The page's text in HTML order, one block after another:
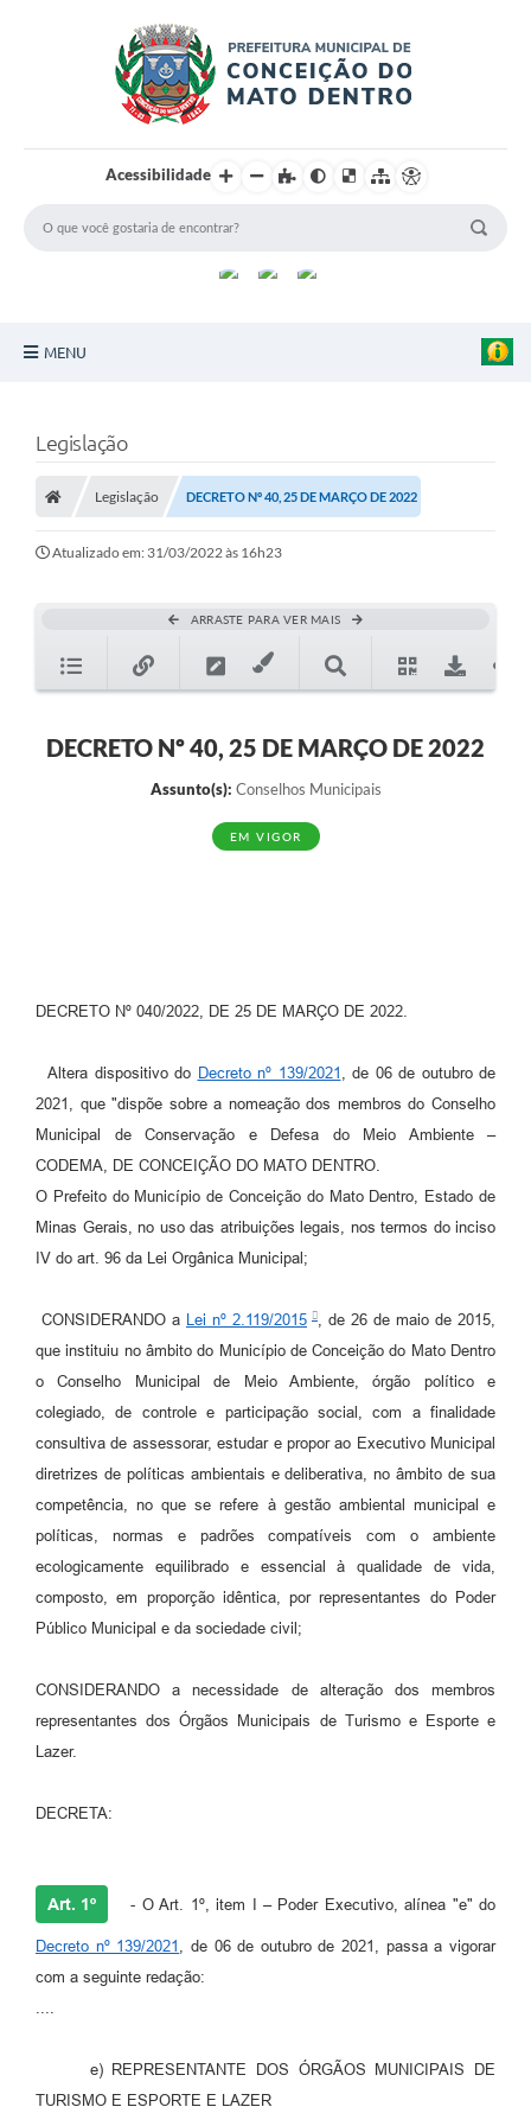
Acessibilidade
MENU
Sobre a Cidade
Turismo
Transparência
Ouvidoria
Procuradoria Jurídica - Consultoria Administrativa
Serviços da Secretaria Municipal de Fazenda
Regularização Fundiária
Contato
Notificações de Penalidades – Decisões
Notificações Ambientais
Notificações Obras e Posturas
Conselho Municipal de Conservação e Defesa do
Meio Ambiente-CODEMA
Galeria de Fotos
Contratos
Audiências Públicas
Arquivos para Download
Galeria de Vídeos
Projetos
Contas Públicas
Links
Serviços Online
A Prefeitura
Legislação
Legislação DECRETO Nº 40, 25 DE MARÇO DE 2022
Atualizado em: 31/03/2022 às 16h23
ARRASTE PARA VER MAIS
DECRETO Nº 40, 25 DE MARÇO DE 2022
Assunto(s): Conselhos Municipais
EM VIGOR
DECRETO Nº 040/2022, DE 25 DE MARÇO DE 2022.
Altera dispositivo do Decreto nº 139/2021 , de 06 de outubro de
2021, que "dispõe sobre a nomeação dos membros do Conselho
Municipal de Conservação e Defesa do Meio Ambiente –
CODEMA, DE CONCEIÇÃO DO MATO DENTRO.
O Prefeito do Município de Conceição do Mato Dentro, Estado de
Minas Gerais, no uso das atribuições legais, nos termos do inciso
IV do art. 96 da Lei Orgânica Municipal;
CONSIDERANDO a Lei nº 2.119/2015
, de 26 de maio de 2015,
que instituiu no âmbito do Município de Conceição do Mato Dentro
o Conselho Municipal de Meio Ambiente, órgão político e
colegiado, de controle e participação social, com a finalidade
consultiva de assessorar, estudar e propor ao Executivo Municipal
diretrizes de políticas ambientais e deliberativa, no âmbito de sua
competência, no que se refere à gestão ambiental municipal e
políticas, normas e padrões compatíveis com o ambiente
ecologicamente equilibrado e essencial à qualidade de vida,
composto, em proporção idêntica, por representantes do Poder
Público Municipal e da sociedade civil;
CONSIDERANDO a necessidade de alteração dos membros
representantes dos Órgãos Municipais de Turismo e Esporte e
Lazer.
DECRETA:
Art. 1º - O Art. 1º, item I – Poder Executivo, alínea "e" do
Decreto nº 139/2021
, de 06 de outubro de 2021, passa a vigorar
com a seguinte redação:
e) REPRESENTANTE DOS ÓRGÃOS MUNICIPAIS DE
TURISMO E ESPORTE E LAZER